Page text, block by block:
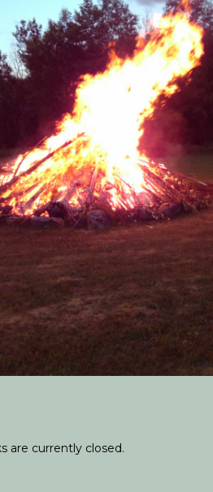
are currently closed.